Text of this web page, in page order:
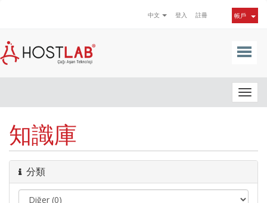
中文 登入 註冊 帳戶
知識庫
分類